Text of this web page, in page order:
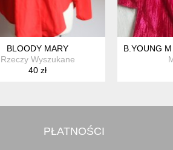
BLOODY MARY
Rzeczy Wyszukane
40 zł
B.YOUNG
PŁATNOŚCI